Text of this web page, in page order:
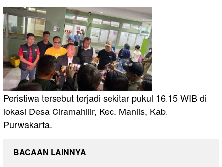
Peristiwa tersebut terjadi sekitar pukul 16.15 WIB di
lokasi Desa Ciramahilir, Kec. Maniis, Kab.
Purwakarta.
BACAAN LAINNYA